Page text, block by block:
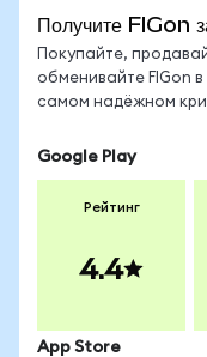
Получите FIGon
Покупайте,
обменивайте FIGon
самом надёжном
Google Play
Рейтинг
4.4
App Store